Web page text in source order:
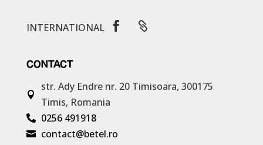
INTERNATIONAL  
CONTACT

str. Ady Endre nr. 20 Timisoara, 300175
Timis, Romania
 0256 491918
 contact@betel.ro